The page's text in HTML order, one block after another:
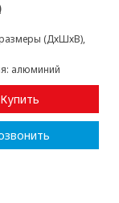
(ДхШхВ),
алюминий
Купить